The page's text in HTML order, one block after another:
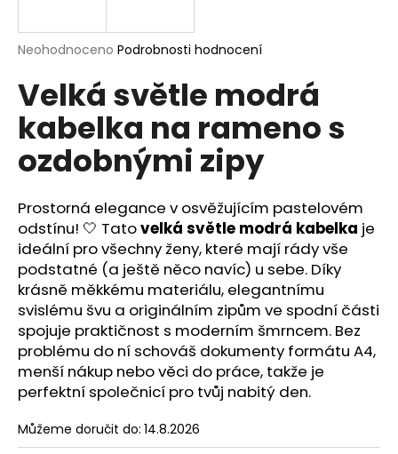
Průměrné
produktu
je
0,0
5
hvězdiček.
Neohodnoceno Podrobnosti hodnocení
Velká světle modrá
kabelka na rameno s
ozdobnými zipy
Prostorná elegance v osvěžujícím pastelovém
odstínu! 🤍 Tatovelká světle modrá kabelka je
ideální pro všechny ženy, které mají rády vše
podstatné (a ještě něco navíc) u sebe. Díky
krásně měkkému materiálu, elegantnímu
svislému švu a originálním zipům ve spodní části
spojuje praktičnost s moderním šmrncem. Bez
problému do ní schováš dokumenty formátu A4,
menší nákup nebo věci do práce, takže je
perfektní společnicí pro tvůj nabitý den.
Můžeme doručit do: 14.8.2026
j
t
?
HLEDAT
D
o
p
o
r
u
č
u
j